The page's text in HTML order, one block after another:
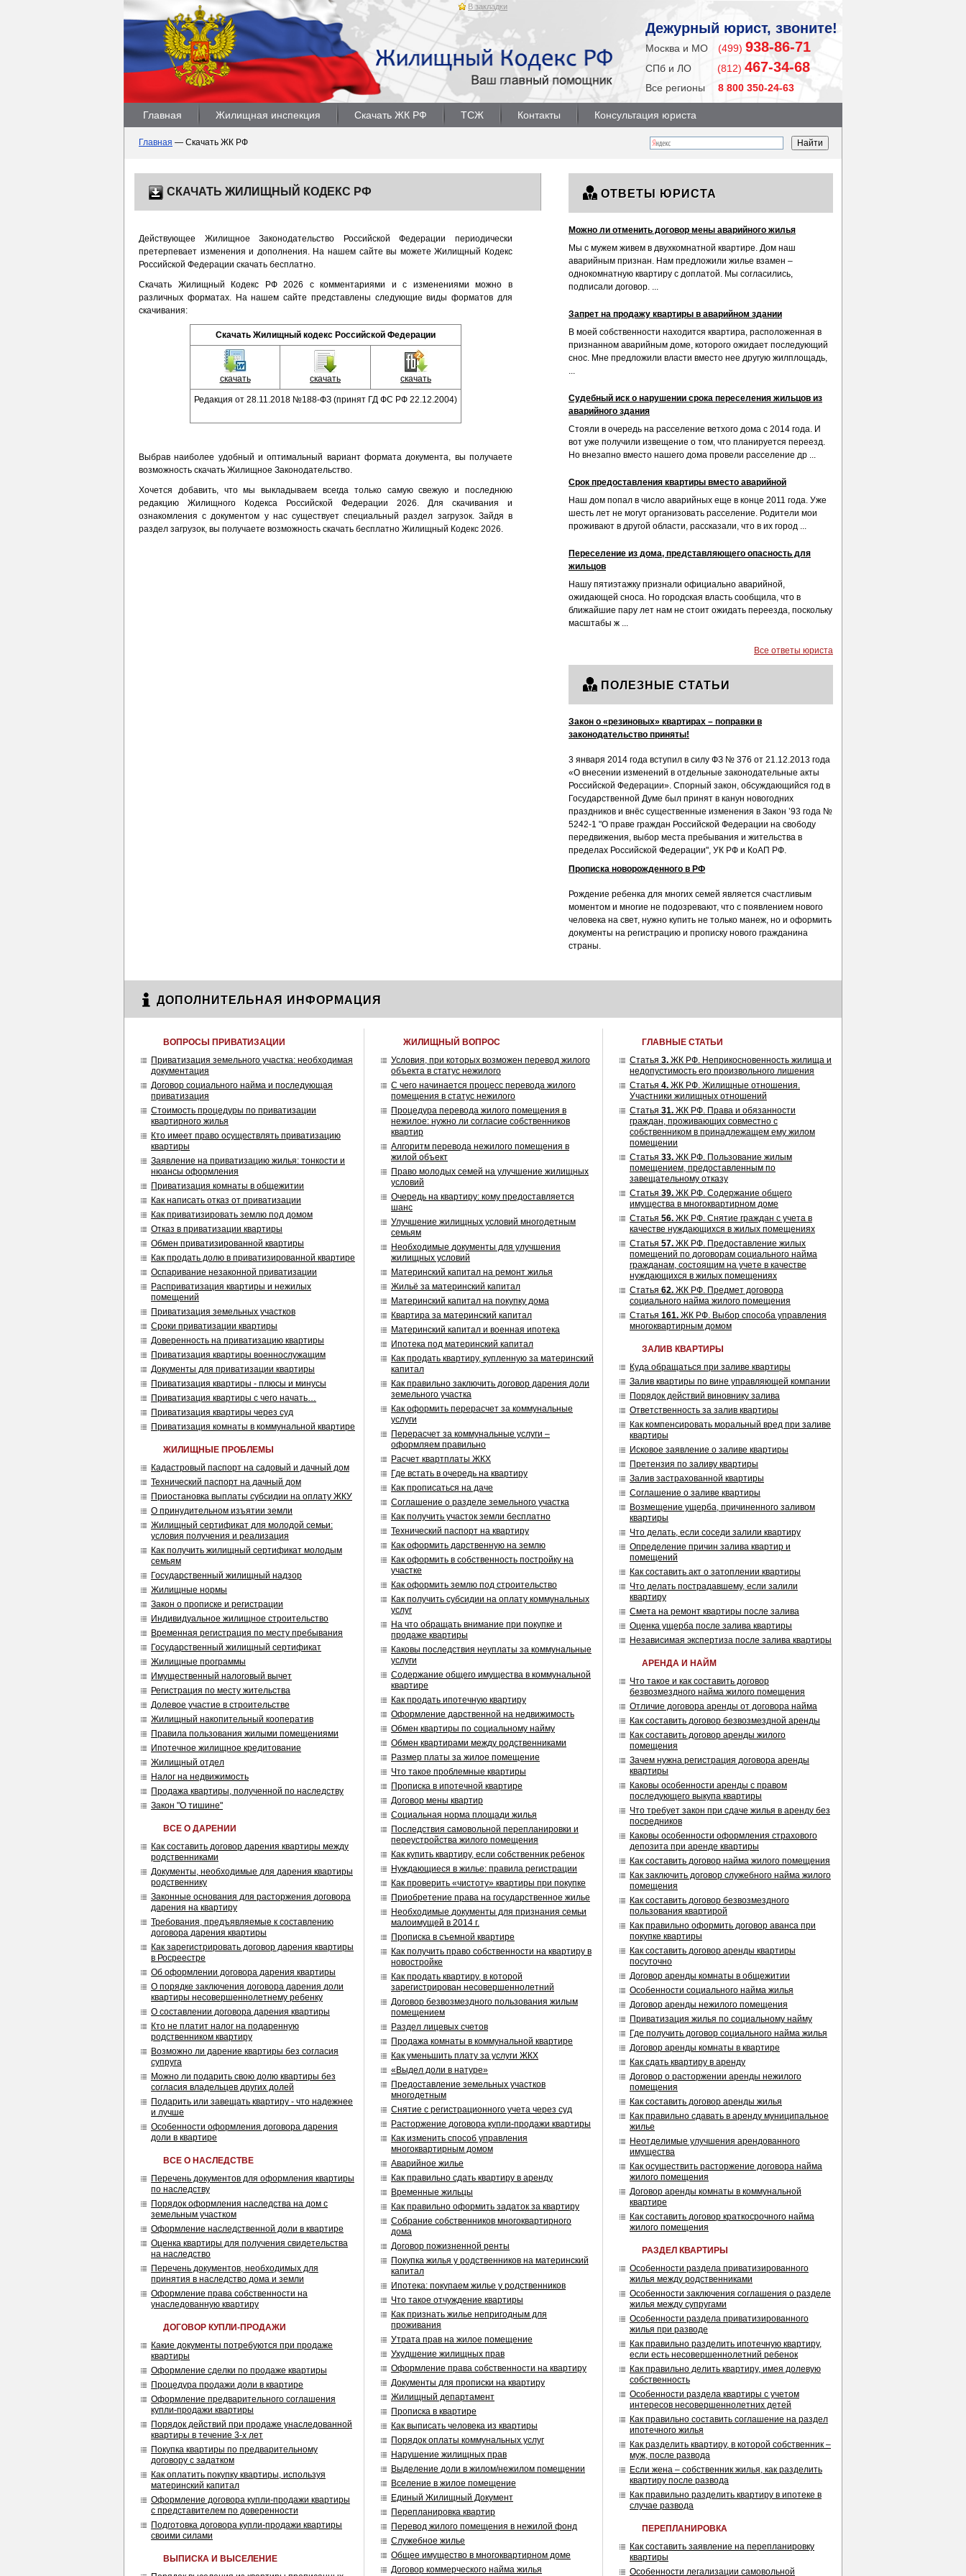
В закладки
Дежурный юрист, звоните!
Москва и МО (499) 938-86-71
СПб и ЛО (812) 467-34-68
Все регионы 8 800 350-24-63
Главная Жилищная инспекция Скачать ЖК РФ ТСЖ Контакты Консультация юриста
Главная — Скачать ЖК РФ
СКАЧАТЬ ЖИЛИЩНЫЙ КОДЕКС РФ
Действующее Жилищное Законодательство Российской Федерации периодически
претерпевает изменения и дополнения. На нашем сайте вы можете Жилищный Кодекс
Российской Федерации скачать бесплатно.
Скачать Жилищный Кодекс РФ 2026 с комментариями и с изменениями можно в
различных форматах. На нашем сайте представлены следующие виды форматов для
скачивания:
Скачать Жилищный кодекс Российской Федерации
скачать скачать скачать
Редакция от 28.11.2018 №188-ФЗ (принят ГД ФС РФ 22.12.2004)
Выбрав наиболее удобный и оптимальный вариант формата документа, вы получаете
возможность скачать Жилищное Законодательство.
Хочется добавить, что мы выкладываем всегда только самую свежую и последнюю
редакцию Жилищного Кодекса Российской Федерации 2026. Для скачивания и
ознакомления с документом у нас существует специальный раздел загрузок. Зайдя в
раздел загрузок, вы получаете возможность скачать бесплатно Жилищный Кодекс 2026.
ОТВЕТЫ ЮРИСТА
Можно ли отменить договор мены аварийного жилья
Мы с мужем живем в двухкомнатной квартире. Дом наш
аварийным признан. Нам предложили жилье взамен –
однокомнатную квартиру с доплатой. Мы согласились,
подписали договор. ...
Запрет на продажу квартиры в аварийном здании
В моей собственности находится квартира, расположенная в
признанном аварийным доме, которого ожидает последующий
снос. Мне предложили власти вместо нее другую жилплощадь,
...
Судебный иск о нарушении срока переселения жильцов из
аварийного здания
Стояли в очередь на расселение ветхого дома с 2014 года. И
вот уже получили извещение о том, что планируется переезд.
Но внезапно вместо нашего дома провели расселение др ...
Срок предоставления квартиры вместо аварийной
Наш дом попал в число аварийных еще в конце 2011 года. Уже
шесть лет не могут организовать расселение. Родители мои
проживают в другой области, рассказали, что в их город ...
Переселение из дома, представляющего опасность для
жильцов
Нашу пятиэтажку признали официально аварийной,
ожидающей сноса. Но городская власть сообщила, что в
ближайшие пару лет нам не стоит ожидать переезда, поскольку
масштабы ж ...
Все ответы юриста
ПОЛЕЗНЫЕ СТАТЬИ
Закон о «резиновых» квартирах – поправки в
законодательство приняты!
3 января 2014 года вступил в силу ФЗ № 376 от 21.12.2013 года
«О внесении изменений в отдельные законодательные акты
Российской Федерации». Спорный закон, обсуждающийся год в
Государственной Думе был принят в канун новогодних
праздников и внёс существенные изменения в Закон ’93 года №
5242-1 "О праве граждан Российской Федерации на свободу
передвижения, выбор места пребывания и жительства в
пределах Российской Федерации", УК РФ и КоАП РФ.
Прописка новорожденного в РФ
Рождение ребенка для многих семей является счастливым
моментом и многие не подозревают, что с появлением нового
человека на свет, нужно купить не только манеж, но и оформить
документы на регистрацию и прописку нового гражданина
страны.
ДОПОЛНИТЕЛЬНАЯ ИНФОРМАЦИЯ
ВОПРОСЫ ПРИВАТИЗАЦИИ
Приватизация земельного участка: необходимая
документация
Договор социального найма и последующая
приватизация
Стоимость процедуры по приватизации
квартирного жилья
Кто имеет право осуществлять приватизацию
квартиры
Заявление на приватизацию жилья: тонкости и
нюансы оформления
Приватизация комнаты в общежитии
Как написать отказ от приватизации
Как приватизировать землю под домом
Отказ в приватизации квартиры
Обмен приватизированной квартиры
Как продать долю в приватизированной квартире
Оспаривание незаконной приватизации
Расприватизация квартиры и нежилых
помещений
Приватизация земельных участков
Сроки приватизации квартиры
Доверенность на приватизацию квартиры
Приватизация квартиры военнослужащим
Документы для приватизации квартиры
Приватизация квартиры - плюсы и минусы
Приватизация квартиры с чего начать…
Приватизация квартиры через суд
Приватизация комнаты в коммунальной квартире
ЖИЛИЩНЫЕ ПРОБЛЕМЫ
Кадастровый паспорт на садовый и дачный дом
Технический паспорт на дачный дом
Приостановка выплаты субсидии на оплату ЖКУ
О принудительном изъятии земли
Жилищный сертификат для молодой семьи:
условия получения и реализация
Как получить жилищный сертификат молодым
семьям
Государственный жилищный надзор
Жилищные нормы
Закон о прописке и регистрации
Индивидуальное жилищное строительство
Временная регистрация по месту пребывания
Государственный жилищный сертификат
Жилищные программы
Имущественный налоговый вычет
Регистрация по месту жительства
Долевое участие в строительстве
Жилищный накопительный кооператив
Правила пользования жилыми помещениями
Ипотечное жилищное кредитование
Жилищный отдел
Налог на недвижимость
Продажа квартиры, полученной по наследству
Закон "О тишине"
ВСЕ О ДАРЕНИИ
Как составить договор дарения квартиры между
родственниками
Документы, необходимые для дарения квартиры
родственнику
Законные основания для расторжения договора
дарения на квартиру
Требования, предъявляемые к составлению
договора дарения квартиры
Как зарегистрировать договор дарения квартиры
в Росреестре
Об оформлении договора дарения квартиры
О порядке заключения договора дарения доли
квартиры несовершеннолетнему ребенку
О составлении договора дарения квартиры
Кто не платит налог на подаренную
родственником квартиру
Возможно ли дарение квартиры без согласия
супруга
Можно ли подарить свою долю квартиры без
согласия владельцев других долей
Подарить или завещать квартиру - что надежнее
и лучше
Особенности оформления договора дарения
доли в квартире
ВСЕ О НАСЛЕДСТВЕ
Перечень документов для оформления квартиры
по наследству
Порядок оформления наследства на дом с
земельным участком
Оформление наследственной доли в квартире
Оценка квартиры для получения свидетельства
на наследство
Перечень документов, необходимых для
принятия в наследство дома и земли
Оформление права собственности на
унаследованную квартиру
ДОГОВОР КУПЛИ-ПРОДАЖИ
Какие документы потребуются при продаже
квартиры
Оформление сделки по продаже квартиры
Процедура продажи доли в квартире
Оформление предварительного соглашения
купли-продажи квартиры
Порядок действий при продаже унаследованной
квартиры в течение 3-х лет
Покупка квартиры по предварительному
договору с задатком
Как оплатить покупку квартиры, используя
материнский капитал
Оформление договора купли-продажи квартиры
с представителем по доверенности
Подготовка договора купли-продажи квартиры
своими силами
ВЫПИСКА И ВЫСЕЛЕНИЕ
ЖИЛИЩНЫЙ ВОПРОС
Условия, при которых возможен перевод жилого
объекта в статус нежилого
С чего начинается процесс перевода жилого
помещения в статус нежилого
Процедура перевода жилого помещения в
нежилое: нужно ли согласие собственников
квартир
Алгоритм перевода нежилого помещения в
жилой объект
Право молодых семей на улучшение жилищных
условий
Очередь на квартиру: кому предоставляется
шанс
Улучшение жилищных условий многодетным
семьям
Необходимые документы для улучшения
жилищных условий
Материнский капитал на ремонт жилья
Жильё за материнский капитал
Материнский капитал на покупку дома
Квартира за материнский капитал
Материнский капитал и военная ипотека
Ипотека под материнский капитал
Как продать квартиру, купленную за материнский
капитал
Как правильно заключить договор дарения доли
земельного участка
Как оформить перерасчет за коммунальные
услуги
Перерасчет за коммунальные услуги –
оформляем правильно
Расчет квартплаты ЖКХ
Где встать в очередь на квартиру
Как прописаться на даче
Соглашение о разделе земельного участка
Как получить участок земли бесплатно
Технический паспорт на квартиру
Как оформить дарственную на землю
Как оформить в собственность постройку на
участке
Как оформить землю под строительство
Как получить субсидии на оплату коммунальных
услуг
На что обращать внимание при покупке и
продаже квартиры
Каковы последствия неуплаты за коммунальные
услуги
Содержание общего имущества в коммунальной
квартире
Как продать ипотечную квартиру
Оформление дарственной на недвижимость
Обмен квартиры по социальному найму
Обмен квартирами между родственниками
Размер платы за жилое помещение
Что такое проблемные квартиры
Прописка в ипотечной квартире
Договор мены квартир
Социальная норма площади жилья
Последствия самовольной перепланировки и
переустройства жилого помещения
Как купить квартиру, если собственник ребенок
Нуждающиеся в жилье: правила регистрации
Как проверить «чистоту» квартиры при покупке
Приобретение права на государственное жилье
Необходимые документы для признания семьи
малоимущей в 2014 г.
Прописка в съемной квартире
Как получить право собственности на квартиру в
новостройке
Как продать квартиру, в которой
зарегистрирован несовершеннолетний
Договор безвозмездного пользования жилым
помещением
Раздел лицевых счетов
Продажа комнаты в коммунальной квартире
Как уменьшить плату за услуги ЖКХ
«Выдел доли в натуре»
Предоставление земельных участков
многодетным
Снятие с регистрационного учета через суд
Расторжение договора купли-продажи квартиры
Как изменить способ управления
многоквартирным домом
Аварийное жилье
Как правильно сдать квартиру в аренду
Временные жильцы
Как правильно оформить задаток за квартиру
Собрание собственников многоквартирного
дома
Договор пожизненной ренты
Покупка жилья у родственников на материнский
капитал
Ипотека: покупаем жилье у родственников
Что такое отчуждение квартиры
Как признать жилье непригодным для
проживания
Утрата прав на жилое помещение
Ухудшение жилищных прав
Оформление права собственности на квартиру
Документы для прописки на квартиру
Жилищный департамент
Прописка в квартире
Как выписать человека из квартиры
Порядок оплаты коммунальных услуг
Нарушение жилищных прав
Выделение доли в жилом/нежилом помещении
Вселение в жилое помещение
Единый Жилищный Документ
Перепланировка квартир
Перевод жилого помещения в нежилой фонд
Служебное жилье
Общее имущество в многоквартирном доме
Договор коммерческого найма жилья
ГЛАВНЫЕ СТАТЬИ
Статья 3. ЖК РФ. Неприкосновенность жилища и
недопустимость его произвольного лишения
Статья 4. ЖК РФ. Жилищные отношения.
Участники жилищных отношений
Статья 31. ЖК РФ. Права и обязанности
граждан, проживающих совместно с
собственником в принадлежащем ему жилом
помещении
Статья 33. ЖК РФ. Пользование жилым
помещением, предоставленным по
завещательному отказу
Статья 39. ЖК РФ. Содержание общего
имущества в многоквартирном доме
Статья 56. ЖК РФ. Снятие граждан с учета в
качестве нуждающихся в жилых помещениях
Статья 57. ЖК РФ. Предоставление жилых
помещений по договорам социального найма
гражданам, состоящим на учете в качестве
нуждающихся в жилых помещениях
Статья 62. ЖК РФ. Предмет договора
социального найма жилого помещения
Статья 161. ЖК РФ. Выбор способа управления
многоквартирным домом
ЗАЛИВ КВАРТИРЫ
Куда обращаться при заливе квартиры
Залив квартиры по вине управляющей компании
Порядок действий виновнику залива
Ответственность за залив квартиры
Как компенсировать моральный вред при заливе
квартиры
Исковое заявление о заливе квартиры
Претензия по заливу квартиры
Залив застрахованной квартиры
Соглашение о заливе квартиры
Возмещение ущерба, причиненного заливом
квартиры
Что делать, если соседи залили квартиру
Определение причин залива квартир и
помещений
Как составить акт о затоплении квартиры
Что делать пострадавшему, если залили
квартиру
Смета на ремонт квартиры после залива
Оценка ущерба после залива квартиры
Независимая экспертиза после залива квартиры
АРЕНДА И НАЙМ
Что такое и как составить договор
безвозмездного найма жилого помещения
Отличие договора аренды от договора найма
Как составить договор безвозмездной аренды
Как составить договор аренды жилого
помещения
Зачем нужна регистрация договора аренды
квартиры
Каковы особенности аренды с правом
последующего выкупа квартиры
Что требует закон при сдаче жилья в аренду без
посредников
Каковы особенности оформления страхового
депозита при аренде квартиры
Как составить договор найма жилого помещения
Как заключить договор служебного найма жилого
помещения
Как составить договор безвозмездного
пользования квартирой
Как правильно оформить договор аванса при
покупке квартиры
Как составить договор аренды квартиры
посуточно
Договор аренды комнаты в общежитии
Особенности социального найма жилья
Договор аренды нежилого помещения
Приватизация жилья по социальному найму
Где получить договор социального найма жилья
Договор аренды комнаты в квартире
Как сдать квартиру в аренду
Договор о расторжении аренды нежилого
помещения
Как составить договор аренды жилья
Как правильно сдавать в аренду муниципальное
жилье
Неотделимые улучшения арендованного
имущества
Как осуществить расторжение договора найма
жилого помещения
Договор аренды комнаты в коммунальной
квартире
Как составить договор краткосрочного найма
жилого помещения
РАЗДЕЛ КВАРТИРЫ
Особенности раздела приватизированного
жилья между родственниками
Особенности заключения соглашения о разделе
жилья между супругами
Особенности раздела приватизированного
жилья при разводе
Как правильно разделить ипотечную квартиру,
если есть несовершеннолетний ребенок
Как правильно делить квартиру, имея долевую
собственность
Особенности раздела квартиры с учетом
интересов несовершеннолетних детей
Как правильно составить соглашение на раздел
ипотечного жилья
Как разделить квартиру, в которой собственник –
муж, после развода
Если жена – собственник жилья, как разделить
квартиру после развода
Как правильно разделить квартиру в ипотеке в
случае развода
ПЕРЕПЛАНИРОВКА
Как составить заявление на перепланировку
квартиры
Особенности легализации самовольной